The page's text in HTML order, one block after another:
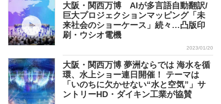
大阪・関西万博 AIが多言語自動翻訳/
巨大プロジェクションマッピング「未
来社会のショーケース」続々…凸版印
刷・ウシオ電機
2023/01/20
大阪・関西万博 夢洲ならでは 海水を循
環、水上ショー連日開催！ テーマは
「いのちに欠かせない“水と空気”」サ
ントリーHD・ダイキン工業が協賛